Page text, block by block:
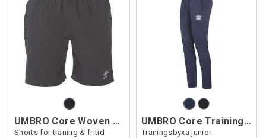
UMBRO Core Woven Shorts Jr
Shorts för träning & fritid
UMBRO Core Training Pant Jr
Träningsbyxa junior